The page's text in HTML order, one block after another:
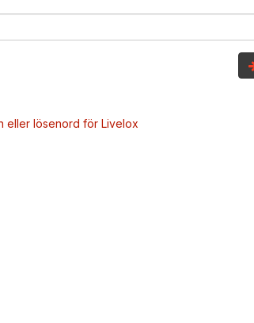
eller lösenord för Livelox